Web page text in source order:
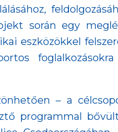
során egy
eszközökkel
– a
programmal